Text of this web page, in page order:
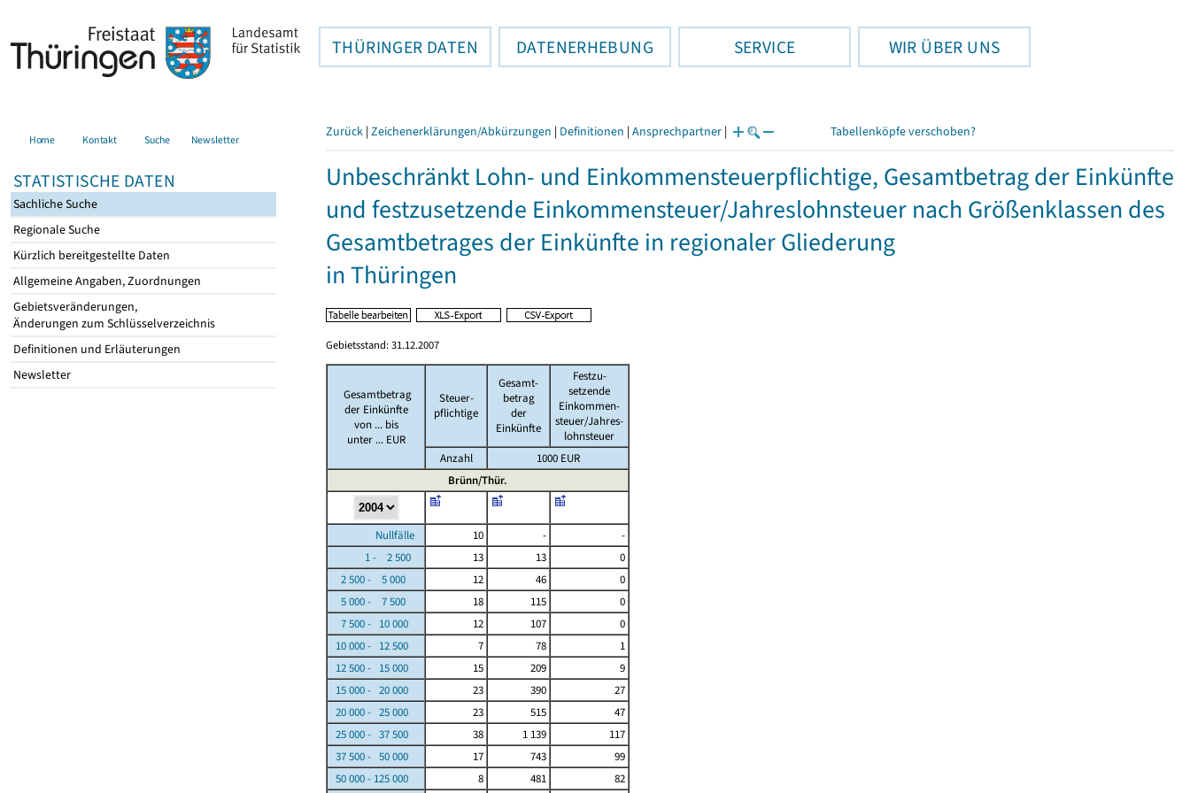
THÜRINGER DATEN DATENERHEBUNG SERVICE WIR ÜBER UNS
Home Kontakt Suche Newsletter
STATISTISCHE DATEN
Sachliche Suche
Regionale Suche
Kürzlich bereitgestellte Daten
Allgemeine Angaben, Zuordnungen
Gebietsveränderungen,
Änderungen zum Schlüsselverzeichnis
Definitionen und Erläuterungen
Newsletter
Zurück | Zeichenerklärungen/Abkürzungen | Definitionen | Ansprechpartner | Tabellenköpfe verschoben?
Unbeschränkt Lohn- und Einkommensteuerpflichtige, Gesamtbetrag der Einkünfte
und festzusetzende Einkommensteuer/Jahreslohnsteuer nach Größenklassen des
Gesamtbetrages der Einkünfte in regionaler Gliederung
in Thüringen
Gebietsstand: 31.12.2007
Gesamtbetrag
der Einkünfte
von ... bis
unter ... EUR
Steuer-
pflichtige
Gesamt-
betrag
der
Einkünfte
Festzu-
setzende
Einkommen-
steuer/Jahres-
lohnsteuer
Anzahl
1000 EUR
Brünn/Thür.
Nullfälle 10 -
-
1 - 2 500
13 13
0
2 500 - 5 000
12 46
0
5 000 - 7 500
18 115
0
7 500 - 10 000
12 107
0
10 000 - 12 500
7 78
1
12 500 - 15 000
15 209
9
15 000 - 20 000
23 390
27
20 000 - 25 000
23 515
47
25 000 - 37 500
38 1 139
117
37 500 - 50 000
17 743
99
50 000 - 125 000
8 481 82